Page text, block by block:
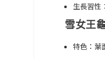
生長習性
雪女王
特色：葉